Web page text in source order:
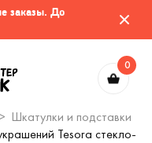
заказы. До
0
Шкатулки и подставки
Tesora стекло-